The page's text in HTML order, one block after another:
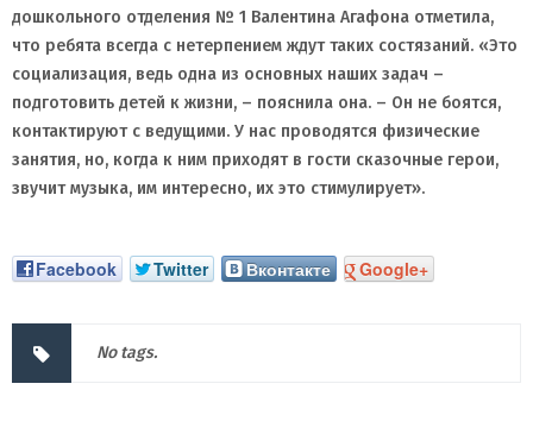
дошкольного отделения № 1 Валентина Агафона отметила,
что ребята всегда с нетерпением ждут таких состязаний. «Это
социализация, ведь одна из основных наших задач –
подготовить детей к жизни, – пояснила она. – Он не боятся,
контактируют с ведущими. У нас проводятся физические
занятия, но, когда к ним приходят в гости сказочные герои,
звучит музыка, им интересно, их это стимулирует».
Facebook Twitter Вконтакте Google+
No tags.